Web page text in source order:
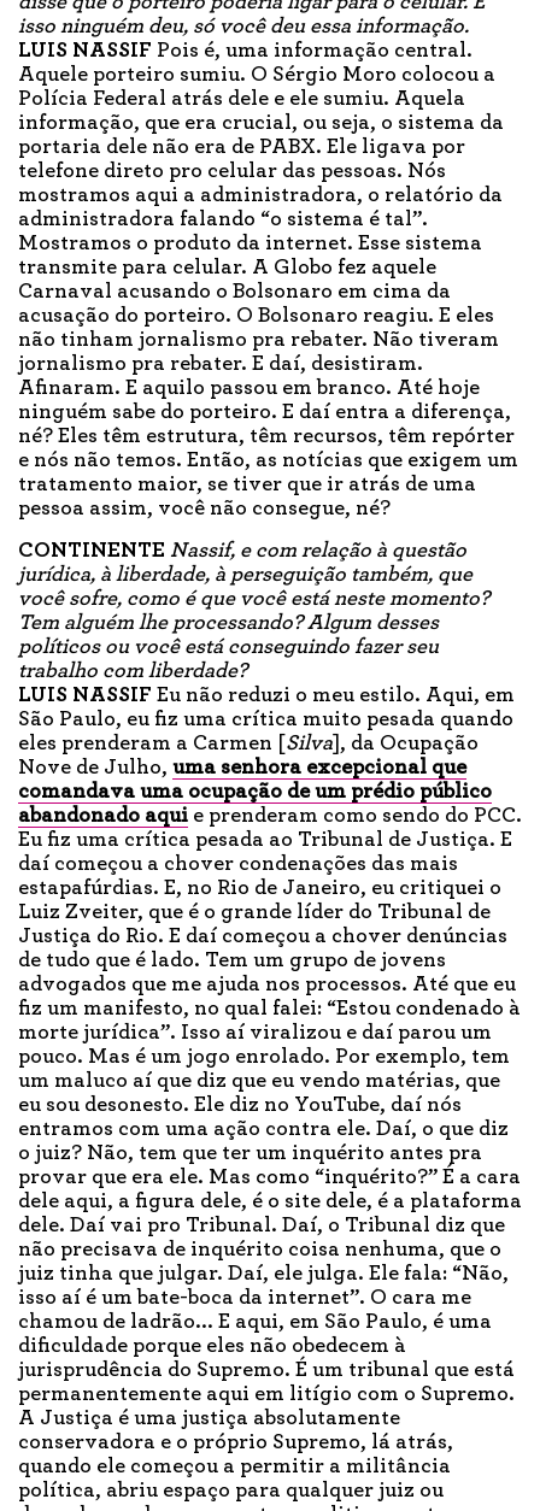
isso ninguém deu, só você deu essa informação.
LUIS NASSIF Pois é, uma informação central.
Aquele porteiro sumiu. O Sérgio Moro colocou a
Polícia Federal atrás dele e ele sumiu. Aquela
informação, que era crucial, ou seja, o sistema da
portaria dele não era de PABX. Ele ligava por
telefone direto pro celular das pessoas. Nós
mostramos aqui a administradora, o relatório da
administradora falando “o sistema é tal”.
Mostramos o produto da internet. Esse sistema
transmite para celular. A Globo fez aquele
Carnaval acusando o Bolsonaro em cima da
acusação do porteiro. O Bolsonaro reagiu. E eles
não tinham jornalismo pra rebater. Não tiveram
jornalismo pra rebater. E daí, desistiram.
Afinaram. E aquilo passou em branco. Até hoje
ninguém sabe do porteiro. E daí entra a diferença,
né? Eles têm estrutura, têm recursos, têm repórter
e nós não temos. Então, as notícias que exigem um
tratamento maior, se tiver que ir atrás de uma
pessoa assim, você não consegue, né?
CONTINENTE Nassif, e com relação à questão
jurídica, à liberdade, à perseguição também, que
você sofre, como é que você está neste momento?
Tem alguém lhe processando? Algum desses
políticos ou você está conseguindo fazer seu
trabalho com liberdade?
LUIS NASSIF Eu não reduzi o meu estilo. Aqui, em
São Paulo, eu fiz uma crítica muito pesada quando
eles prenderam a Carmen [Silva], da Ocupação
Nove de Julho, uma senhora excepcional que
comandava uma ocupação de um prédio público
abandonado aqui e prenderam como sendo do PCC.
Eu fiz uma crítica pesada ao Tribunal de Justiça. E
daí começou a chover condenações das mais
estapafúrdias. E, no Rio de Janeiro, eu critiquei o
Luiz Zveiter, que é o grande líder do Tribunal de
Justiça do Rio. E daí começou a chover denúncias
de tudo que é lado. Tem um grupo de jovens
advogados que me ajuda nos processos. Até que eu
fiz um manifesto, no qual falei: “Estou condenado à
morte jurídica”. Isso aí viralizou e daí parou um
pouco. Mas é um jogo enrolado. Por exemplo, tem
um maluco aí que diz que eu vendo matérias, que
eu sou desonesto. Ele diz no YouTube, daí nós
entramos com uma ação contra ele. Daí, o que diz
o juiz? Não, tem que ter um inquérito antes pra
provar que era ele. Mas como “inquérito?” É a cara
dele aqui, a figura dele, é o site dele, é a plataforma
dele. Daí vai pro Tribunal. Daí, o Tribunal diz que
não precisava de inquérito coisa nenhuma, que o
juiz tinha que julgar. Daí, ele julga. Ele fala: “Não,
isso aí é um bate-boca da internet”. O cara me
chamou de ladrão... E aqui, em São Paulo, é uma
dificuldade porque eles não obedecem à
jurisprudência do Supremo. É um tribunal que está
permanentemente aqui em litígio com o Supremo.
A Justiça é uma justiça absolutamente
conservadora e o próprio Supremo, lá atrás,
quando ele começou a permitir a militância
política, abriu espaço para qualquer juiz ou